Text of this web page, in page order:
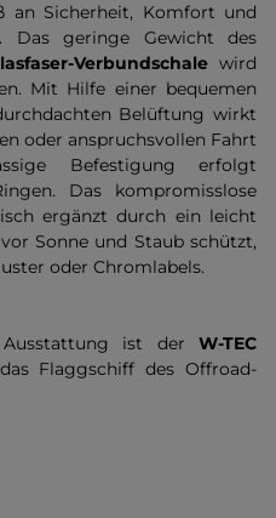
an Sicherheit, Komfort und
Das geringe Gewicht des
Verbundschale wird
Mit Hilfe einer bequemen
Belüftung wirkt
oder anspruchsvollen Fahrt
Befestigung erfolgt
Das kompromisslose
ergänzt durch ein leicht
Sonne und Staub schützt,
oder Chromlabels.
Ausstattung ist der W-TEC
das Flaggschiff des Offroad-